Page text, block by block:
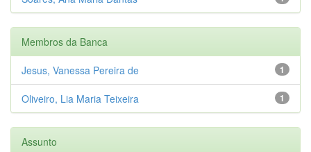
Membros da Banca
1
Jesus, Vanessa Pereira de
1
Oliveiro, Lia Maria Teixeira
Assunto